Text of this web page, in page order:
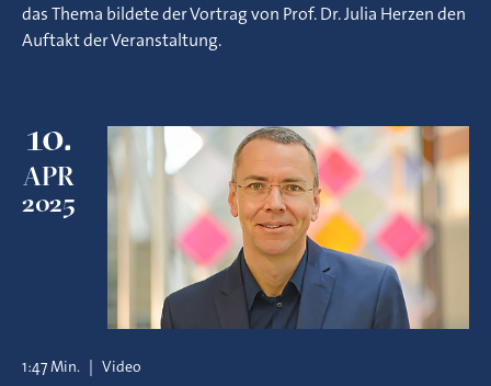
das Thema bildete der Vortrag von Prof. Dr. Julia Herzen den
Auftakt der Veranstaltung.
10.
APR
2025
1:47 Min. Video